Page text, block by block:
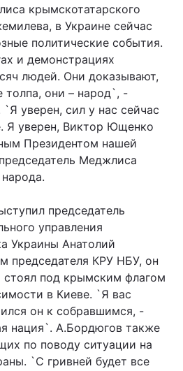
крымскотатарского
в Украине сейчас
политические события.
и демонстрациях
людей. Они доказывают,
толпа, они – народ`, -
уверен, сил у нас сейчас
Я уверен, Виктор Ющенко
Президентом нашей
Меджлиса
председатель
управления
Украины Анатолий
председателя КРУ НБУ, он
стоял под крымским флагом
в Киеве. `Я вас
он к собравшимся, -
нация`. А.Бордюгов также
по поводу ситуации на
`С гривней будет все